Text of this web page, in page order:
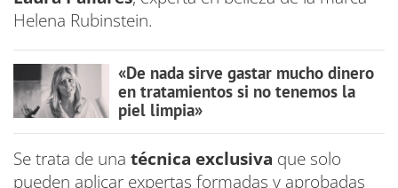
Helena Rubinstein.
«De nada sirve gastar mucho dinero
en tratamientos si no tenemos la
piel limpia»
Se trata de una técnica exclusiva que solo
pueden aplicar expertas formadas y aprobadas